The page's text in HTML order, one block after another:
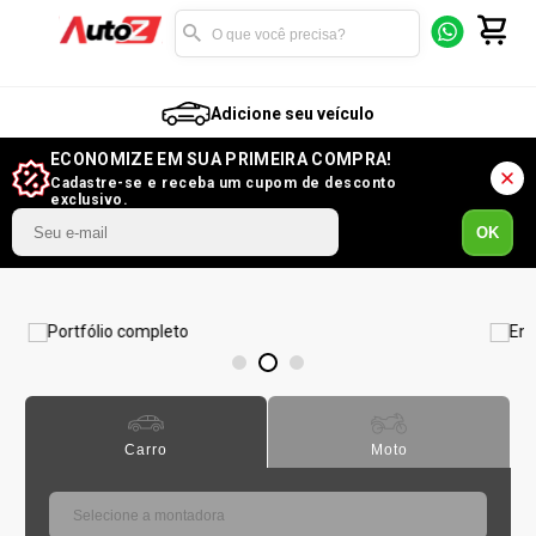
Adicione seu veículo
ECONOMIZE EM SUA PRIMEIRA COMPRA!
Cadastre-se e receba um cupom de desconto
exclusivo.
OK
1 2 3
Carro Moto